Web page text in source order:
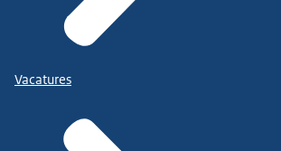
Vacatures